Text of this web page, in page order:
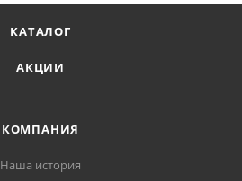
КАТАЛОГ
АКЦИИ
КОМПАНИЯ
Наша история